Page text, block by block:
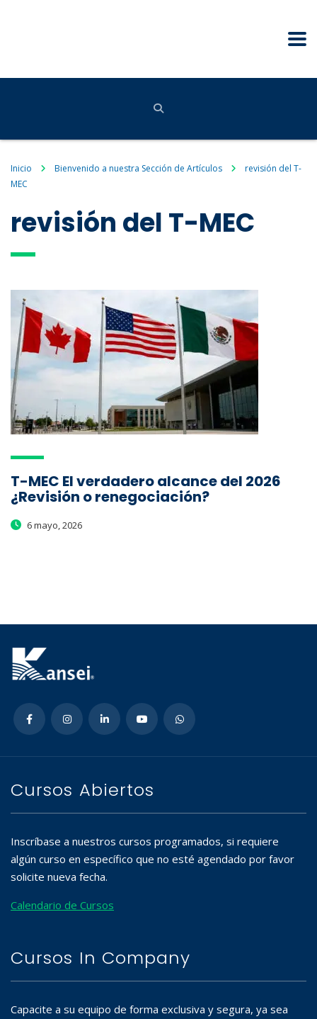
Inicio Bienvenido a nuestra Sección de Artículos
revisión del T-
MEC
revisión del T-MEC
T-MEC El verdadero alcance del 2026
¿Revisión o renegociación?
6 mayo, 2026
Cursos Abiertos
Inscríbase a nuestros cursos programados, si requiere
algún curso en específico que no esté agendado por favor
solicite nueva fecha.
Calendario de Cursos
Cursos In Company
Capacite a su equipo de forma exclusiva y segura, ya sea